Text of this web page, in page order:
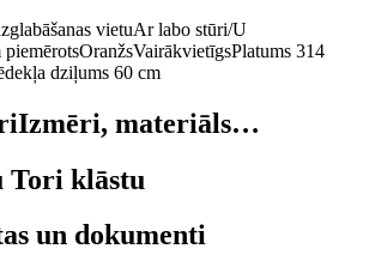
vietuAr labo stūri/U
OranžsVairākvietīgsPlatums 314
dziļums 60 cm
Izmēri, materiāls…
Tori klāstu
un dokumenti